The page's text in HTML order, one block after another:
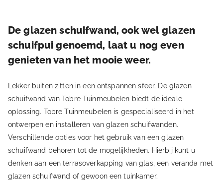
De glazen schuifwand, ook wel glazen
schuifpui genoemd, laat u nog even
genieten van het mooie weer.
Lekker buiten zitten in een ontspannen sfeer. De glazen
schuifwand van Tobre Tuinmeubelen biedt de ideale
oplossing. Tobre Tuinmeubelen is gespecialiseerd in het
ontwerpen en installeren van glazen schuifwanden.
Verschillende opties voor het gebruik van een glazen
schuifwand behoren tot de mogelijkheden. Hierbij kunt u
denken aan een terrasoverkapping van glas, een veranda met
glazen schuifwand of gewoon een tuinkamer.